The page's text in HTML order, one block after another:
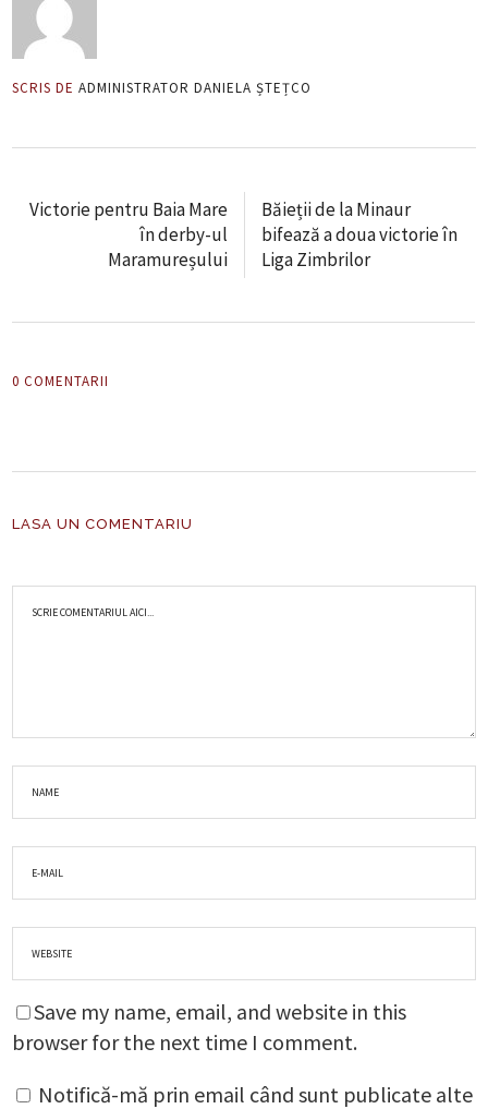
SCRIS DE ADMINISTRATOR DANIELA ȘTEȚCO
Victorie pentru Baia Mare
în derby-ul
Maramureșului
Băieții de la Minaur
bifează a doua victorie în
Liga Zimbrilor
0 COMENTARII
LASA UN COMENTARIU
Save my name, email, and website in this
browser for the next time I comment.
Notifică-mă prin email când sunt publicate alte